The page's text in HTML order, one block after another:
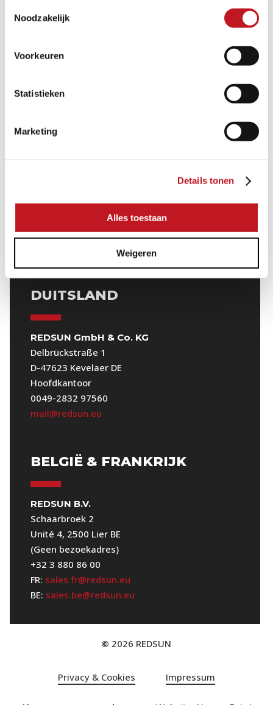
Noodzakelijk
Voorkeuren
Statistieken
Marketing
Details tonen
Alles toestaan
Weigeren
NEDERLAND
5961 NT Horst
(Geen bezoekadres)
0049-2832 97560
binnendienst@redsun.eu
DUITSLAND
REDSUN GmbH & Co. KG
Delbrückstraße 1
D-47623 Kevelaer DE
Hoofdkantoor
0049-2832 97560
mail@redsun.eu
BELGIË & FRANKRIJK
REDSUN B.V.
Schaarbroek 2
Unité 4, 2500 Lier BE
(Geen bezoekadres)
+32 3 880 86 00
FR: sales.fr@redsun.eu
BE: sales.be@redsun.eu
© 2026 REDSUN
Privacy & Cookies Impressum